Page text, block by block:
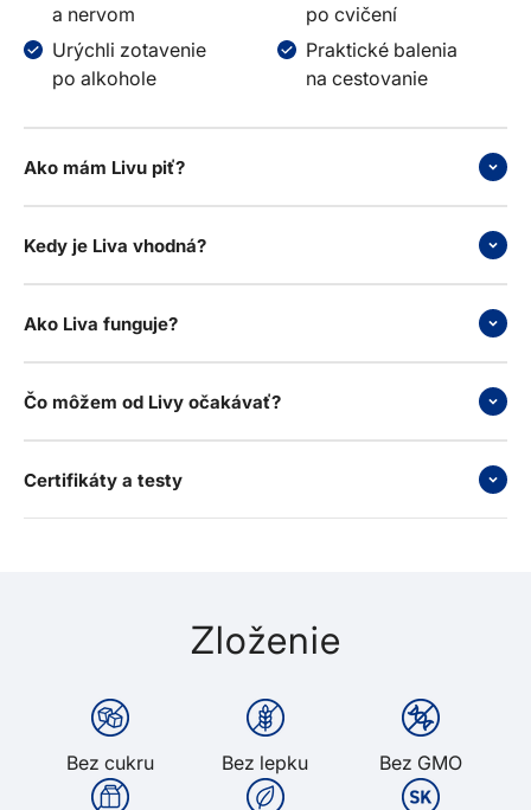
a nervom
po cvičení
Urýchli zotavenie
po alkohole
Praktické balenia
na cestovanie
Ako mám Livu piť?
Kedy je Liva vhodná?
Ako Liva funguje?
Čo môžem od Livy očakávať?
Certifikáty a testy
Zloženie
Bez cukru Bez lepku Bez GMO